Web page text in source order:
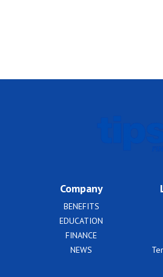
Company
BENEFITS
EDUCATION
FINANCE
NEWS